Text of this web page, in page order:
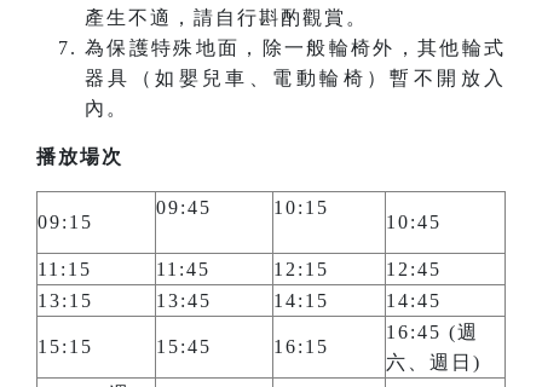
產生不適，請自行斟酌觀賞。
為保護特殊地面，除一般輪椅外，其他輪式
器具（如嬰兒車、電動輪椅）暫不開放入
內。
播放場次
09:15
09:45 10:15
10:45
11:15 11:45 12:15
12:45
13:15
13:45 14:15 14:45
15:15 15:45 16:15
16:45 (週
六、週日)